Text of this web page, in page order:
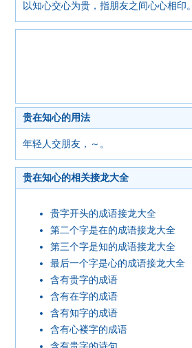
以知心交心为贵，指朋友之间心心相印。
贵在知心的用法
年轻人交朋友，～。
贵在知心的相关接龙大全
贵字开头的成语接龙大全
第二个字是在的成语接龙大全
第三个字是知的成语接龙大全
最后一个字是心的成语接龙大全
含有贵字的成语
含有在字的成语
含有知字的成语
含有心褛字的成语